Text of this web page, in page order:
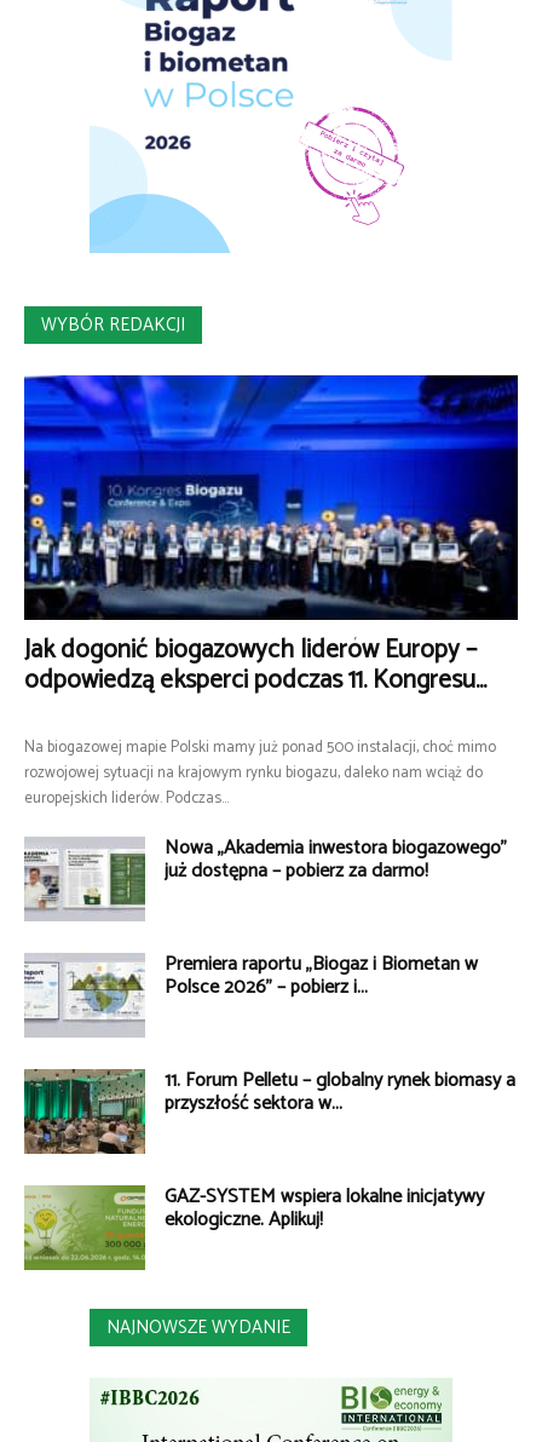
WYBÓR REDAKCJI
Jak dogonić biogazowych liderów Europy –
odpowiedzą eksperci podczas 11. Kongresu...
Na biogazowej mapie Polski mamy już ponad 500 instalacji, choć mimo
rozwojowej sytuacji na krajowym rynku biogazu, daleko nam wciąż do
europejskich liderów. Podczas...
Nowa „Akademia inwestora biogazowego”
już dostępna – pobierz za darmo!
Premiera raportu „Biogaz i Biometan w
Polsce 2026” – pobierz i...
11. Forum Pelletu – globalny rynek biomasy a
przyszłość sektora w...
GAZ-SYSTEM wspiera lokalne inicjatywy
ekologiczne. Aplikuj!
NAJNOWSZE WYDANIE